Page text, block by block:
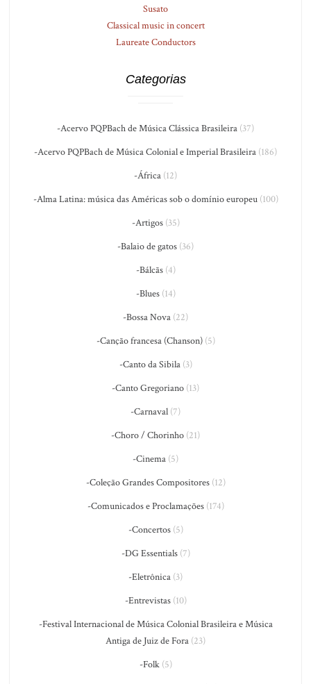
Susato
Classical music in concert
Laureate Conductors
Categorias
-Acervo PQPBach de Música Clássica Brasileira (37)
-Acervo PQPBach de Música Colonial e Imperial Brasileira (186)
-África (12)
-Alma Latina: música das Américas sob o domínio europeu(100)
-Artigos(35)
-Balaio de gatos (36)
-Bálcãs(4)
-Blues(14)
-Bossa Nova (22)
-Canção francesa (Chanson)(5)
-Canto da Sibila(3)
-Canto Gregoriano (13)
-Carnaval (7)
-Choro / Chorinho (21)
-Cinema (5)
-Coleção Grandes Compositores(12)
-Comunicados e Proclamações(174)
-Concertos(5)
-DG Essentials(7)
-Eletrônica (3)
-Entrevistas(10)
-Festival Internacional de Música Colonial Brasileira e Música
Antiga de Juiz de Fora (23)
-Folk(5)